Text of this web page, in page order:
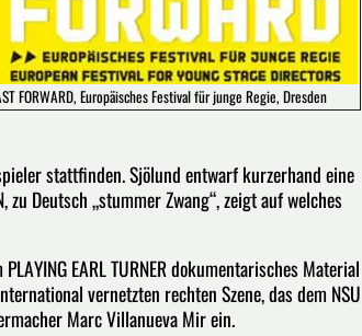
FORWARD, Europäisches Festival für junge Regie, Dresden
stattfinden. Sjölund entwarf kurzerhand eine
zu Deutsch „stummer Zwang“, zeigt auf welches
EARL TURNER dokumentarisches Material
vernetzten rechten Szene, das dem NSU
Marc Villanueva Mir ein.